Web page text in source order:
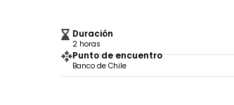
Duración
2 horas
Punto de encuentro
Banco de Chile